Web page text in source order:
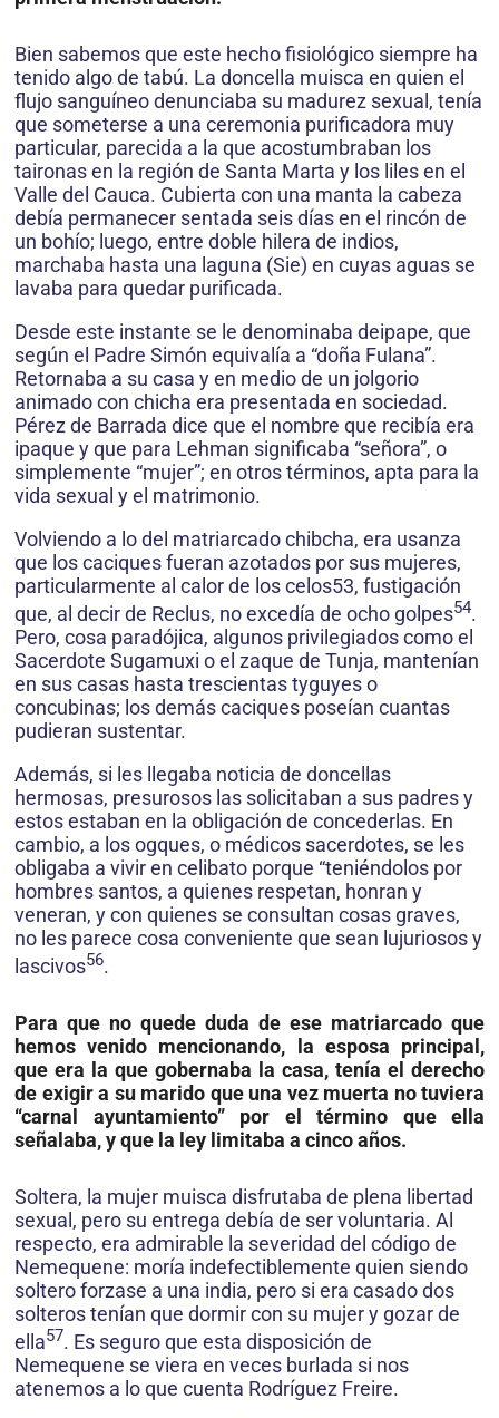
Bien sabemos que este hecho fisiológico siempre ha
tenido algo de tabú. La doncella muisca en quien el
flujo sanguíneo denunciaba su madurez sexual, tenía
que someterse a una ceremonia purificadora muy
particular, parecida a la que acostumbraban los
taironas en la región de Santa Marta y los liles en el
Valle del Cauca. Cubierta con una manta la cabeza
debía permanecer sentada seis días en el rincón de
un bohío; luego, entre doble hilera de indios,
marchaba hasta una laguna (Sie) en cuyas aguas se
lavaba para quedar purificada.
Desde este instante se le denominaba deipape, que
según el Padre Simón equivalía a “doña Fulana”.
Retornaba a su casa y en medio de un jolgorio
animado con chicha era presentada en sociedad.
Pérez de Barrada dice que el nombre que recibía era
ipaque y que para Lehman significaba “señora”, o
simplemente “mujer”; en otros términos, apta para la
vida sexual y el matrimonio.
Volviendo a lo del matriarcado chibcha, era usanza
que los caciques fueran azotados por sus mujeres,
particularmente al calor de los celos53, fustigación
que, al decir de Reclus, no excedía de ocho golpes54.
Pero, cosa paradójica, algunos privilegiados como el
Sacerdote Sugamuxi o el zaque de Tunja, mantenían
en sus casas hasta trescientas tyguyes o
concubinas; los demás caciques poseían cuantas
pudieran sustentar.
Además, si les llegaba noticia de doncellas
hermosas, presurosos las solicitaban a sus padres y
estos estaban en la obligación de concederlas. En
cambio, a los ogques, o médicos sacerdotes, se les
obligaba a vivir en celibato porque “teniéndolos por
hombres santos, a quienes respetan, honran y
veneran, y con quienes se consultan cosas graves,
no les parece cosa conveniente que sean lujuriosos y
lascivos56.
Para que no quede duda de ese matriarcado que
hemos venido mencionando, la esposa principal,
que era la que gobernaba la casa, tenía el derecho
de exigir a su marido que una vez muerta no tuviera
“carnal ayuntamiento” por el término que ella
señalaba, y que la ley limitaba a cinco años.
Soltera, la mujer muisca disfrutaba de plena libertad
sexual, pero su entrega debía de ser voluntaria. Al
respecto, era admirable la severidad del código de
Nemequene: moría indefectiblemente quien siendo
soltero forzase a una india, pero si era casado dos
solteros tenían que dormir con su mujer y gozar de
ella57. Es seguro que esta disposición de
Nemequene se viera en veces burlada si nos
atenemos a lo que cuenta Rodríguez Freire.